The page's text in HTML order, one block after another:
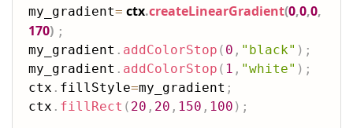
my_gradient= ctx.createLinearGradient(0,0,0,
170) ;
my_gradient . addColorStop ( 0 , "black" ) ;
my_gradient . addColorStop ( 1 , "white" ) ;
ctx . fillStyle=my_gradient ;
ctx . fillRect ( 20 , 20 , 150 , 100 ) ;